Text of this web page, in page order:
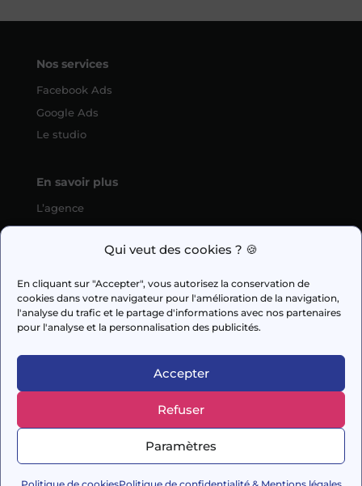
Qui veut des cookies ? 🍪
En cliquant sur "Accepter", vous autorisez la conservation de
cookies dans votre navigateur pour l'amélioration de la navigation,
l'analyse du trafic et le partage d'informations avec nos partenaires
pour l'analyse et la personnalisation des publicités.
Accepter
Refuser
Paramètres
Nos services
Facebook Ads
Google Ads
Le studio
En savoir plus
L’agence
  
– Conçu avec soin parDigitalSeeds–Mentions
légales